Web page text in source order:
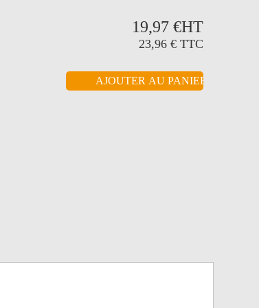
19,97 €HT
23,96 € TTC